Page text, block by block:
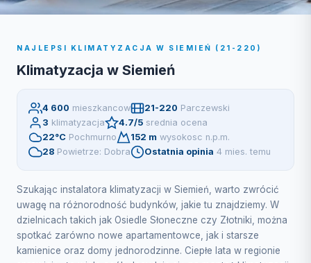
NAJLEPSI KLIMATYZACJA W SIEMIEŃ (21-220)
Klimatyzacja w Siemień
4 600 mieszkancow 21-220 Parczewski
3 klimatyzacja 4.7/5 srednia ocena
22°C Pochmurno 152 m wysokosc n.p.m.
28 Powietrze: Dobra Ostatnia opinia 4 mies. temu
Szukając instalatora klimatyzacji w Siemień, warto zwrócić
uwagę na różnorodność budynków, jakie tu znajdziemy. W
dzielnicach takich jak Osiedle Słoneczne czy Złotniki, można
spotkać zarówno nowe apartamentowce, jak i starsze
kamienice oraz domy jednorodzinne. Ciepłe lata w regionie